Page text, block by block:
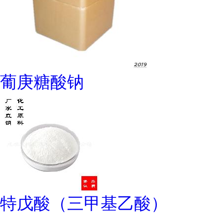
葡庚糖酸钠
特戊酸（三甲基乙酸）